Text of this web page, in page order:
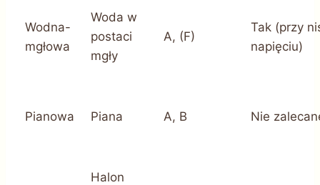
Wodna-
mgłowa
Woda w
postaci
mgły
A, (F)
Tak (przy
napięciu)
Pianowa Piana A, B Nie
Halon